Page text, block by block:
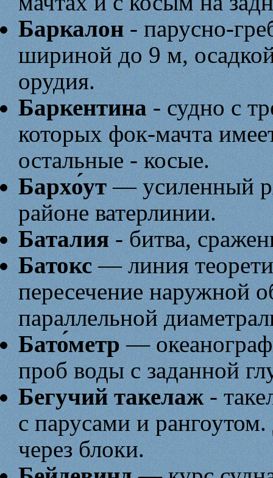
Баркалон- парусно-
шириной до 9 м,
орудия.
Баркентина- судно с
которых фок-мачта
остальные - косые.
Бархо́ут— усиленный
районе ватерлинии.
Баталия- битва,
Батокс— линия
пересечение наружной
параллельной
Бато́метр—
проб воды с заданной
Бегучий такелаж-
с парусами и
через блоки.